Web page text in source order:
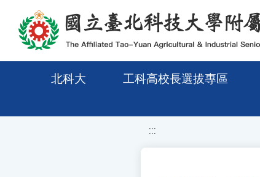
移至網頁之主要內容區位置
北科大 工科高校長選拔專區
:::